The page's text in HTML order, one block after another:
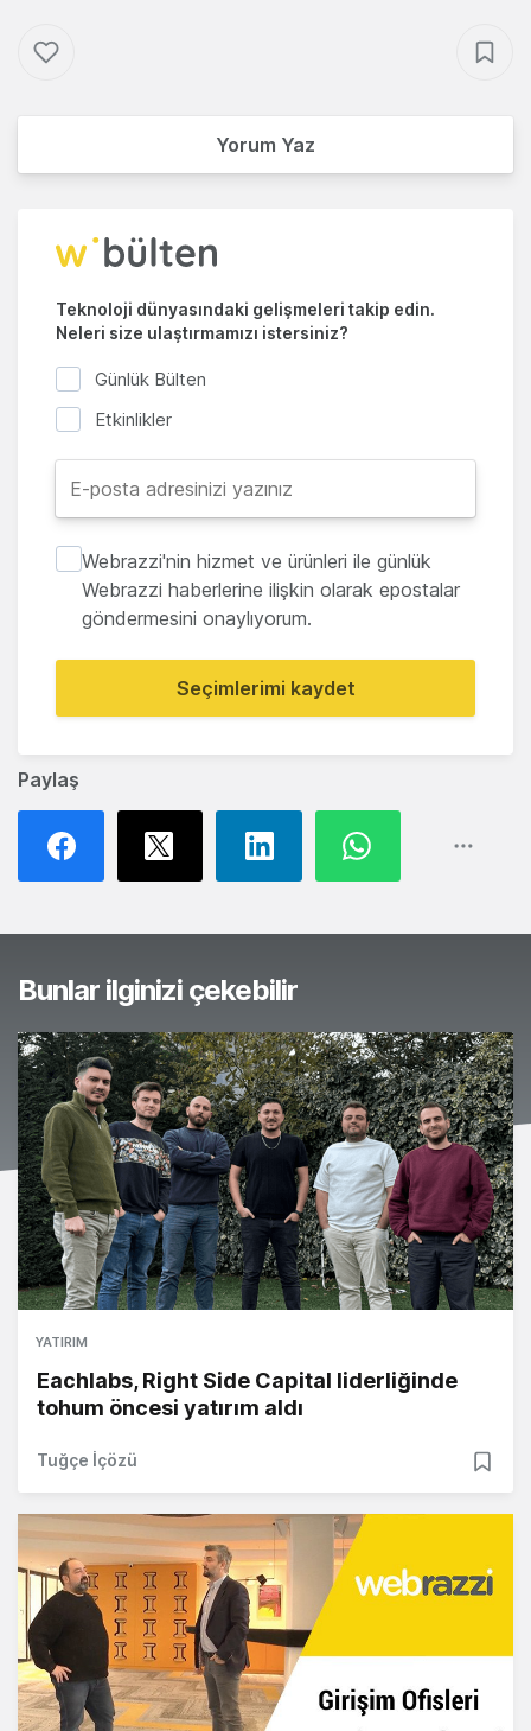
Paylaş
Yorum Yaz
Teknoloji dünyasındaki gelişmeleri takip edin.
Neleri size ulaştırmamızı istersiniz?
Günlük Bülten
Etkinlikler
Webrazzi'nin hizmet ve ürünleri ile günlük
Webrazzi haberlerine ilişkin olarak epostalar
göndermesini onaylıyorum.
Seçimlerimi kaydet
Bunlar ilginizi çekebilir
YATIRIM
Eachlabs, Right Side Capital liderliğinde
tohum öncesi yatırım aldı
Tuğçe İçözü